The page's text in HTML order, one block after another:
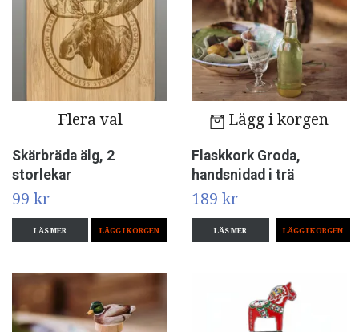
Flera val
Skärbräda älg, 2
storlekar
99 kr
LÄS MER LÄGG I KORGEN
Lägg i korgen
Flaskkork Groda,
handsnidad i trä
189 kr
LÄS MER